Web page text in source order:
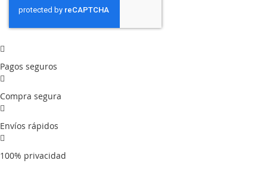
Pagos seguros
Compra segura
Envíos rápidos
100% privacidad